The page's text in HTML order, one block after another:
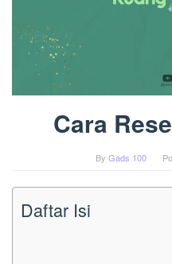
Cara
By Gads 100
Daftar Isi